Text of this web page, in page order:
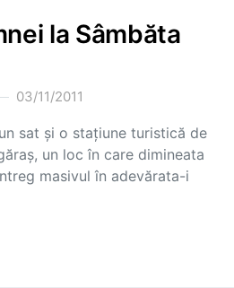
la Sâmbăta
03/11/2011
sat și o stațiune turistică de
un loc în care dimineata
masivul în adevărata-i